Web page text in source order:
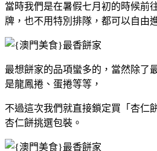
當時我們是在暑假七月初的時候前
牌，也不用特別排隊，都可以自由
最想餅家的品項蠻多的，當然除了
是龍鳳捲、蛋捲等等，
不過這次我們就直接鎖定買「杏仁
杏仁餅挑選包裝。